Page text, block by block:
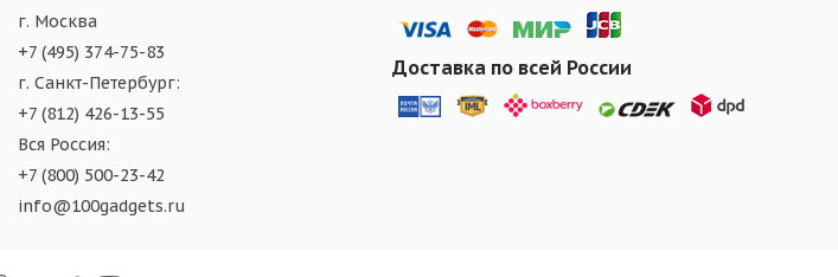
г. Москва
+7 (495) 374-75-83
г. Санкт-Петербург:
+7 (812) 426-13-55
Вся Россия:
+7 (800) 500-23-42
info@100gadgets.ru
Доставка по всей России